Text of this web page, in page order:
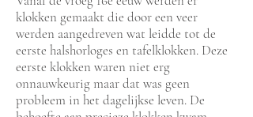
klokken gemaakt die door een veer
werden aangedreven wat leidde tot de
eerste halshorloges en tafelklokken. Deze
eerste klokken waren niet erg
onnauwkeurig maar dat was geen
probleem in het dagelijkse leven. De